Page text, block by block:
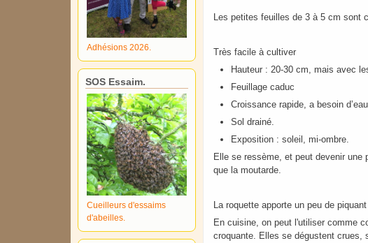
Les petites feuilles de 3 à 5 cm sont
Très facile à cultiver
Hauteur : 20-30 cm, mais avec
Feuillage caduc
Croissance rapide, a besoin
Sol drainé.
Exposition : soleil, mi-ombre.
Elle se ressème, et peut devenir
que la moutarde.
La roquette apporte un peu de
En cuisine, on peut l'utiliser comme
croquante. Elles se dégustent crues,
Adhésions 2026.
SOS Essaim.
Cueilleurs d'essaims
d'abeilles.